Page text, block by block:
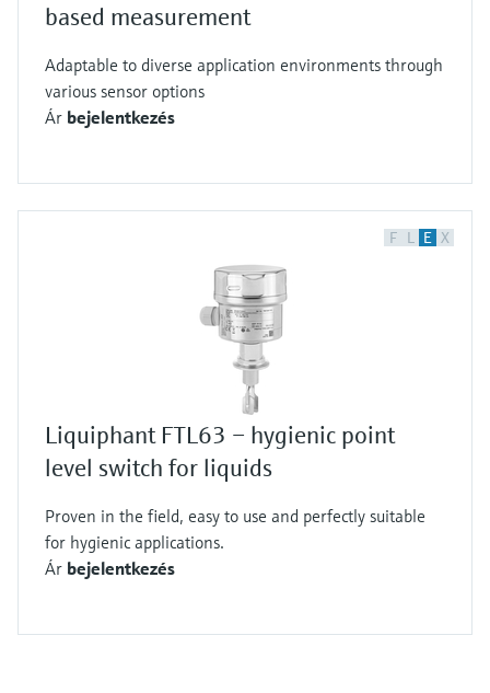
based measurement
Adaptable to diverse application environments through
various sensor options
Ár bejelentkezés
F L E X
Liquiphant FTL63 – hygienic point
level switch for liquids
Proven in the field, easy to use and perfectly suitable
for hygienic applications.
Ár bejelentkezés